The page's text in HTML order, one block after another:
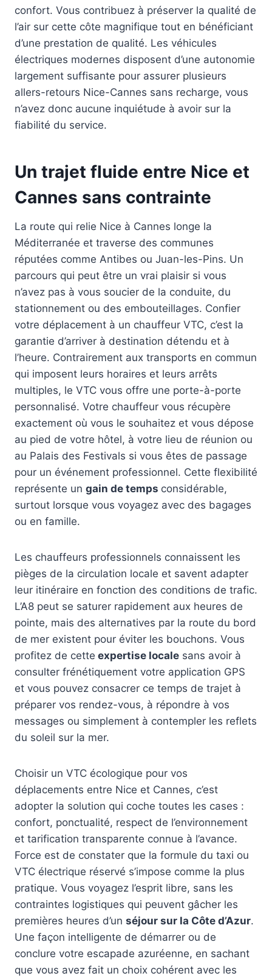
confort. Vous contribuez à préserver la qualité de
l’air sur cette côte magnifique tout en bénéficiant
d’une prestation de qualité. Les véhicules
électriques modernes disposent d’une autonomie
largement suffisante pour assurer plusieurs
allers-retours Nice-Cannes sans recharge, vous
n’avez donc aucune inquiétude à avoir sur la
fiabilité du service.
Un trajet fluide entre Nice et
Cannes sans contrainte
La route qui relie Nice à Cannes longe la
Méditerranée et traverse des communes
réputées comme Antibes ou Juan-les-Pins. Un
parcours qui peut être un vrai plaisir si vous
n’avez pas à vous soucier de la conduite, du
stationnement ou des embouteillages. Confier
votre déplacement à un chauffeur VTC, c’est la
garantie d’arriver à destination détendu et à
l’heure. Contrairement aux transports en commun
qui imposent leurs horaires et leurs arrêts
multiples, le VTC vous offre une porte-à-porte
personnalisé. Votre chauffeur vous récupère
exactement où vous le souhaitez et vous dépose
au pied de votre hôtel, à votre lieu de réunion ou
au Palais des Festivals si vous êtes de passage
pour un événement professionnel. Cette flexibilité
représente un gain de temps considérable,
surtout lorsque vous voyagez avec des bagages
ou en famille.
Les chauffeurs professionnels connaissent les
pièges de la circulation locale et savent adapter
leur itinéraire en fonction des conditions de trafic.
L’A8 peut se saturer rapidement aux heures de
pointe, mais des alternatives par la route du bord
de mer existent pour éviter les bouchons. Vous
profitez de cette expertise locale sans avoir à
consulter frénétiquement votre application GPS
et vous pouvez consacrer ce temps de trajet à
préparer vos rendez-vous, à répondre à vos
messages ou simplement à contempler les reflets
du soleil sur la mer.
Choisir un VTC écologique pour vos
déplacements entre Nice et Cannes, c’est
adopter la solution qui coche toutes les cases :
confort, ponctualité, respect de l’environnement
et tarification transparente connue à l’avance.
Force est de constater que la formule du taxi ou
VTC électrique réservé s’impose comme la plus
pratique. Vous voyagez l’esprit libre, sans les
contraintes logistiques qui peuvent gâcher les
premières heures d’un séjour sur la Côte d’Azur.
Une façon intelligente de démarrer ou de
conclure votre escapade azuréenne, en sachant
que vous avez fait un choix cohérent avec les